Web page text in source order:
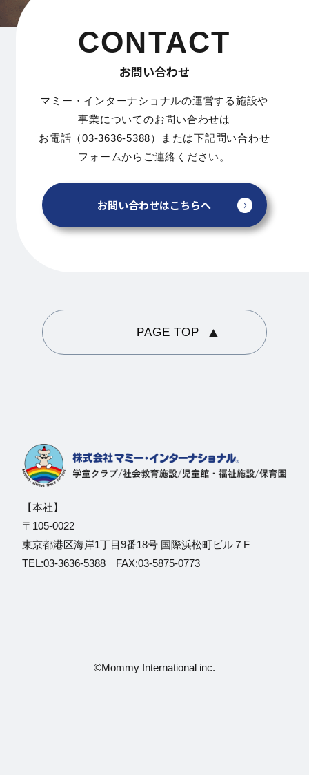
CONTACT
お問い合わせ
マミー・インターナショナルの運営する施設や
事業についてのお問い合わせは
お電話（03-3636-5388）または下記問い合わせ
フォームからご連絡ください。
お問い合わせはこちらへ
PAGE TOP
【本社】
〒105-0022
東京都港区海岸1丁目9番18号 国際浜松町ビル７F
TEL:03-3636-5388 FAX:03-5875-0773
©Mommy International inc.